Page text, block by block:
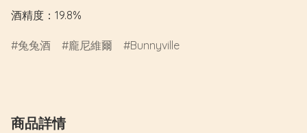
酒精度：19.8%
兔兔酒 龐尼維爾 Bunnyville
商品詳情